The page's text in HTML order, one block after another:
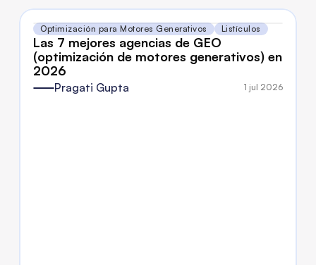
Optimización para Motores Generativos Listículos
Las 7 mejores agencias de GEO
(optimización de motores generativos) en
2026
Pragati Gupta 1 jul 2026